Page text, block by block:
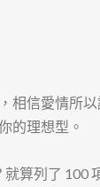
相信愛情所
的理想型。
算列了 100